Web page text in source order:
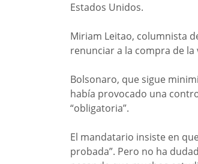
Estados Unidos.
Miriam Leitao, columnista
renunciar a la compra de la
Bolsonaro, que sigue
había provocado una
“obligatoria”.
El mandatario insiste en
probada”. Pero no ha